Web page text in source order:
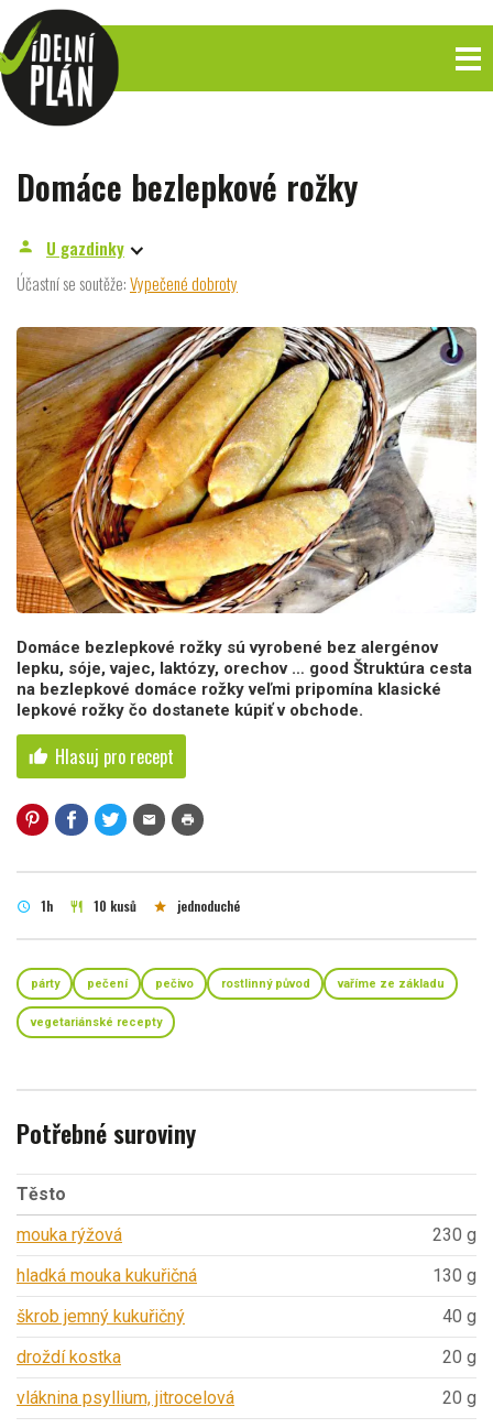
Domáce bezlepkové rožky
person
U gazdinky
Účastní se soutěže:Vypečené dobroty
Domáce bezlepkové rožky sú vyrobené bez alergénov
lepku, sóje, vajec, laktózy, orechov … good Štruktúra cesta
na bezlepkové domáce rožky veľmi pripomína klasické
lepkové rožky čo dostanete kúpiť v obchode.
thumb_up Hlasuj pro recept
mail print
schedule 1h restaurant 10 kusů star jednoduché
párty pečení pečivo rostlinný původ vaříme ze základu
vegetariánské recepty
Potřebné suroviny
Těsto
mouka rýžová
230 g
hladká mouka kukuřičná
130 g
škrob jemný kukuřičný
40 g
droždí kostka
20 g
vláknina psyllium, jitrocelová
20 g